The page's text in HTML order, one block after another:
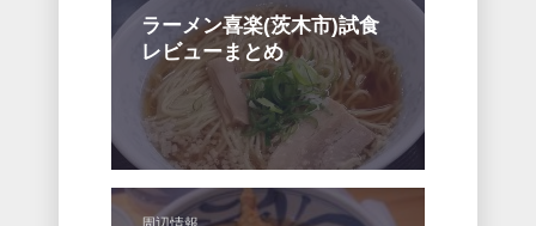
ラーメン喜楽(茨木市)試食
レビューまとめ